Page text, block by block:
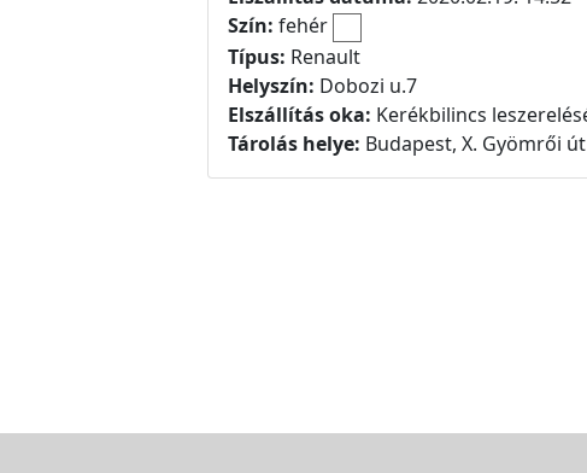
Szín: fehér
Típus: Renault
Helyszín: Dobozi u.7
Elszállítás oka: Kerékbilincs
Tárolás helye: Budapest, X. Gyömrői